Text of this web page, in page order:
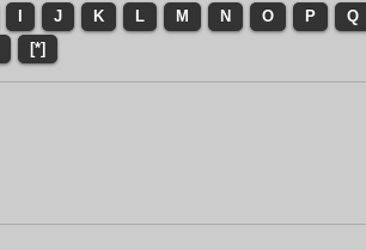
J K L M N O P
Q
[*]